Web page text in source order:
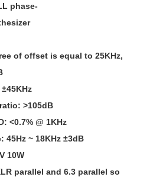
phase-
of offset is equal to 25KHz,
>105dB
<0.7% @ 1KHz
45Hz ~ 18KHz ±3dB
10W
parallel and 6.3 parallel so